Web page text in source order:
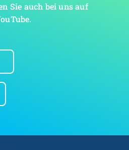
Sie auch bei uns auf